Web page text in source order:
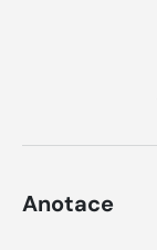
Anotace